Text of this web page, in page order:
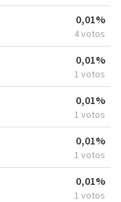
0,01%
4 votos
0,01%
1 votos
0,01%
1 votos
0,01%
1 votos
0,01%
1 votos